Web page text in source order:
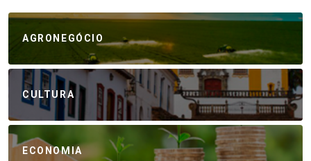
AGRONEGÓCIO
CULTURA
ECONOMIA